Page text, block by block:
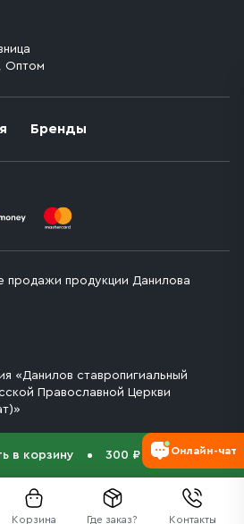
Корзина Где заказ? Контакты
в корзину 300 ₽
Бренды
, Оптом
продажи продукции Данилова
«Данилов ставропигиальный
Православной Церкви
Онлайн-чат